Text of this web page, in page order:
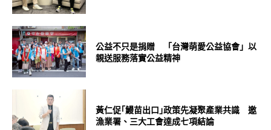
公益不只是捐贈 「台灣萌愛公益協會」以
親送服務落實公益精神
黃仁促｢鰻苗出口｣政策先凝聚產業共識 邀
漁業署、三大工會達成七項結論